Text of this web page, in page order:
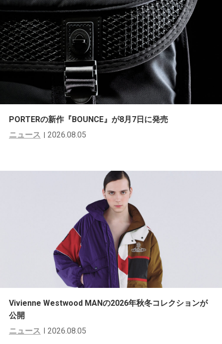
PORTERの新作『BOUNCE』が8月7日に発売
ニュース
2026.08.05
Vivienne Westwood MANの2026年秋冬コレクションが
公開
ニュース
2026.08.05